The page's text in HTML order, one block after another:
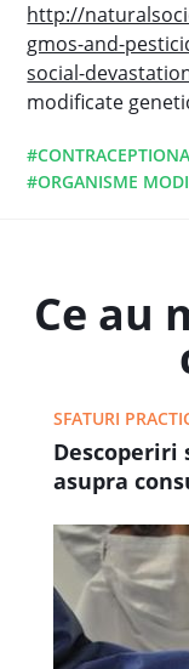
http://
gmos-and-
social-
modificate
#ORGANISME
Ce au
SFATURI
asupra